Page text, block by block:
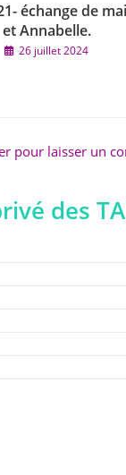
échange de
et Annabelle.
26 juillet 2024
pour laisser un
des